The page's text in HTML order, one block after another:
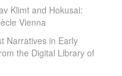
Klimt and Hokusai:
Vienna
Narratives in Early
the Digital Library of